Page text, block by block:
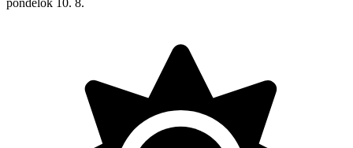
pondelok 10. 8.